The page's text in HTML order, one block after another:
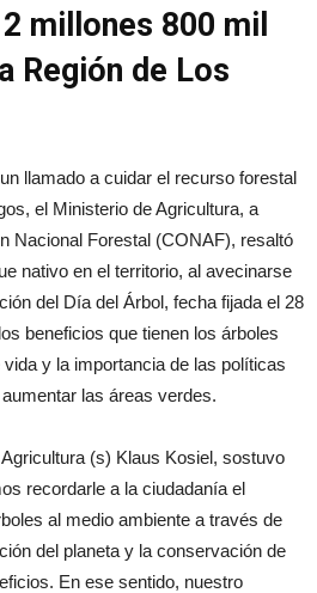
millones 800 mil
Región de Los
llamado a cuidar el recurso forestal
el Ministerio de Agricultura, a
Nacional Forestal (CONAF), resaltó
nativo en el territorio, al avecinarse
del Día del Árbol, fecha fijada el 28
beneficios que tienen los árboles
y la importancia de las políticas
las áreas verdes.
(s) Klaus Kosiel, sostuvo
recordarle a la ciudadanía el
al medio ambiente a través de
del planeta y la conservación de
En ese sentido, nuestro